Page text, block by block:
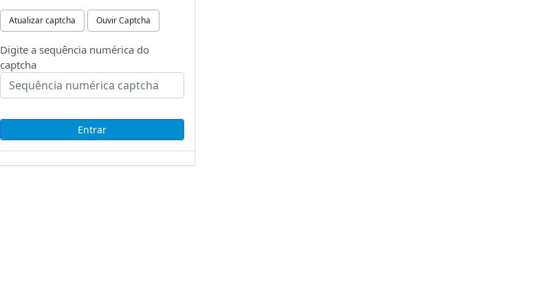
Atualizar captcha Ouvir Captcha
Digite a sequência numérica do
captcha